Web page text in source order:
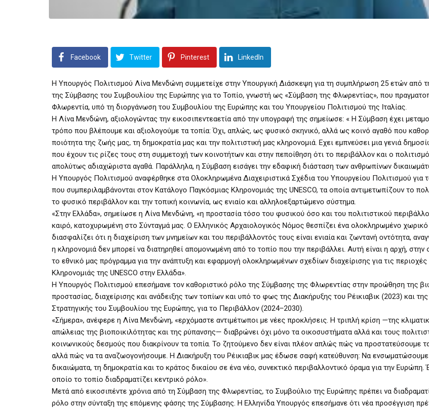
Facebook Twitter Pinterest LinkedIn
Η Υπουργός Πολιτισμού Λίνα Μενδώνη συμμετείχε στην Υπουργική Διάσκεψη για τη συμπλήρωση 25 ετών από
της Σύμβασης του Συμβουλίου της Ευρώπης για το Τοπίο, γνωστή ως «Σύμβαση της Φλωρεντίας», που
Φλωρεντία, υπό τη διοργάνωση του Συμβουλίου της Ευρώπης και του Υπουργείου Πολιτισμού της Ιταλίας.
Η Λίνα Μενδώνη, αξιολογώντας την εικοσιπεντεαετία από την υπογραφή της σημείωσε: « Η Σύμβαση έχει
τρόπο που βλέπουμε και αξιολογούμε τα τοπία: Όχι, απλώς, ως φυσικό σκηνικό, αλλά ως κοινό αγαθό που
ποιότητα της ζωής μας, τη δημοκρατία μας και την πολιτιστική μας κληρονομιά. Εχει εμπνεύσει μια γενιά
που έχουν τις ρίζες τους στη συμμετοχή των κοινοτήτων και στην πεποίθηση ότι το περιβάλλον και ο
απολύτως αδιαχώριστα αγαθά. Παράλληλα, η Σύμβαση εισάγει την εδαφική διάσταση των ανθρωπίνων
Η Υπουργός Πολιτισμού αναφέρθηκε στα Ολοκληρωμένα Διαχειριστικά Σχέδια του Υπουργείου Πολιτισμού για
που συμπεριλαμβάνονται στον Κατάλογο Παγκόσμιας Κληρονομιάς της UNESCO, τα οποία αντιμετωπίζουν το
το φυσικό περιβάλλον και την τοπική κοινωνία, ως ενιαίο και αλληλοεξαρτώμενο σύστημα.
«Στην Ελλάδα», σημείωσε η Λίνα Μενδώνη, «η προστασία τόσο του φυσικού όσο και του πολιτιστικού
καιρό, κατοχυρωμένη στο Σύνταγμά μας. Ο Ελληνικός Αρχαιολογικός Νόμος θεσπίζει ένα ολοκληρωμένο
διασφαλίζει ότι η διαχείριση των μνημείων και του περιβάλλοντός τους είναι ενιαία και ζωντανή οντότητα,
η κληρονομιά δεν μπορεί να διατηρηθεί απομονωμένη από το τοπίο που την περιβάλλει. Αυτή είναι η αρχή, στην
το εθνικό μας πρόγραμμα για την ανάπτυξη και εφαρμογή ολοκληρωμένων σχεδίων διαχείρισης για τις
Κληρονομιάς της UNESCO στην Ελλάδα».
Η Υπουργός Πολιτισμού επεσήμανε τον καθοριστικό ρόλο της Σύμβασης της Φλωρεντίας στην προώθηση της
προστασίας, διαχείρισης και ανάδειξης των τοπίων και υπό το φως της Διακήρυξης του Ρέικιαβικ (2023) και
Στρατηγικής του Συμβουλίου της Ευρώπης, για το Περιβάλλον (2024–2030).
«Σήμερα», ανέφερε η Λίνα Μενδώνη, «ερχόμαστε αντιμέτωποι με νέες προκλήσεις. Η τριπλή κρίση —της
απώλειας της βιοποικιλότητας και της ρύπανσης— διαβρώνει όχι μόνο τα οικοσυστήματα αλλά και τους
κοινωνικούς δεσμούς που διακρίνουν τα τοπία. Το ζητούμενο δεν είναι πλέον απλώς πώς να προστατεύσουμε
αλλά πώς να τα αναζωογονήσουμε. Η Διακήρυξη του Ρέικιαβικ μας έδωσε σαφή κατεύθυνση: Να
δικαιώματα, τη δημοκρατία και το κράτος δικαίου σε ένα νέο, συνεκτικό περιβαλλοντικό όραμα για την Ευρώπη.
οποίο το τοπίο διαδραματίζει κεντρικό ρόλο».
Μετά από εικοσιπέντε χρόνια από τη Σύμβαση της Φλωρεντίας, το Συμβούλιο της Ευρώπης πρέπει να
ρόλο στην σύνταξη της επόμενης φάσης της Σύμβασης. Η Ελληνίδα Υπουργός επεσήμανε ότι νέα προσέγγιση